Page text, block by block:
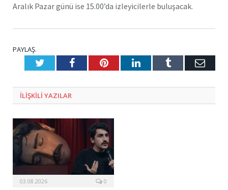
Aralık Pazar günü ise 15.00’da izleyicilerle buluşacak.
PAYLAŞ.
TwitterFacebookPinterestLinkedInTumblr E-
ILIŞKILI YAZILAR
03.08.2026 0